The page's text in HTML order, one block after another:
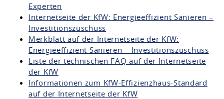
Experten
Internetseite der KfW: Energieeffizient Sanieren –
Investitionszuschuss
Merkblatt auf der Internetseite der KfW:
Energieeffizient Sanieren – Investitionszuschuss
Liste der technischen FAQ auf der Internetseite
der KfW
Informationen zum KfW-Effizienzhaus-Standard
auf der Internetseite der KfW